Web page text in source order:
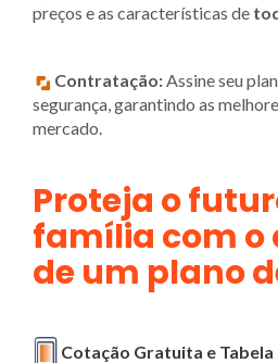
preços e as características de
Contratação: Assine seu
segurança, garantindo as
mercado.
Proteja o
família com o
de um plano
Cotação Gratuita e Tabela